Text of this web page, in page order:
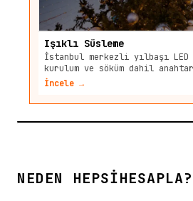
Işıklı Süsleme
İstanbul merkezli yılbaşı LED
kurulum ve söküm dahil
İncele →
NEDEN HEPSİHESAPLA?